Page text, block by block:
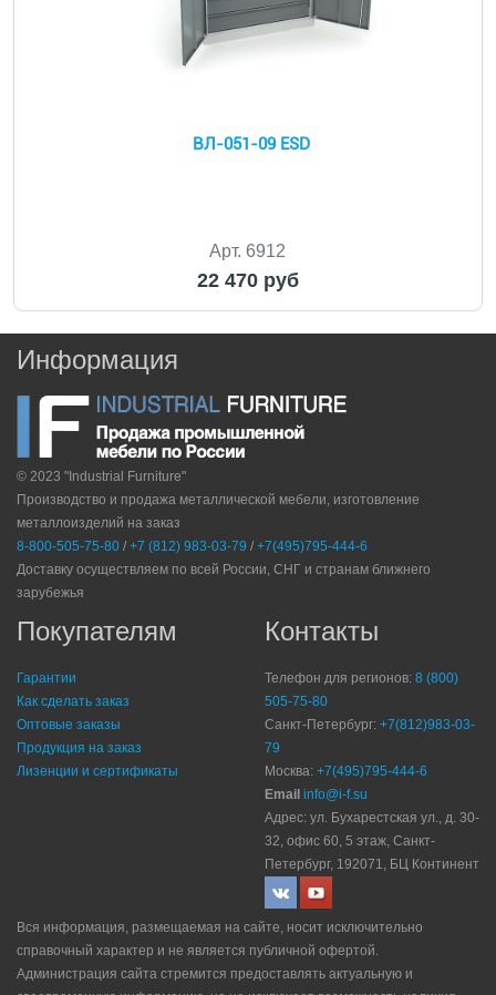
ВЛ-051-09 ESD
Арт. 6912
22 470 руб
Информация
© 2023 "Industrial Furniture"
Производство и продажа металлической мебели, изготовление
металлоизделий на заказ
8-800-505-75-80 / +7 (812) 983-03-79 / +7(495)795-444-6
Доставку осуществляем по всей России, СНГ и странам ближнего
зарубежья
Покупателям
Гарантии
Как сделать заказ
Оптовые заказы
Продукция на заказ
Лизенции и сертификаты
Контакты
Телефон для регионов: 8 (800)
505-75-80
Санкт-Петербург: +7(812)983-03-
79
Москва: +7(495)795-444-6
Email info@i-f.su
Адрес: ул. Бухарестская ул., д. 30-
32, офис 60, 5 этаж, Санкт-
Петербург, 192071, БЦ Континент
Вся информация, размещаемая на сайте, носит исключительно
справочный характер и не является публичной офертой.
Администрация сайта стремится предоставлять актуальную и